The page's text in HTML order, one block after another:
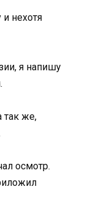
нехотя
я напишу
так же,
осмотр.